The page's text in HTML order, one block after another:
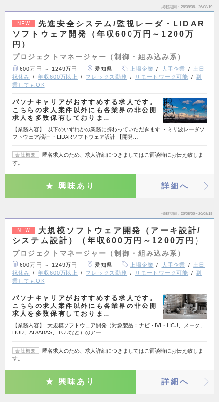
掲載期間 26/08/06～26/08/19
NEW
先進安全システム/監視レーダ・LIDAR
ソフトウェア開発（年収600万円～1200万
円）
プロジェクトマネージャー（制御・組み込み系）
600万円 ～ 1249万円 愛知県 上場企業 大手企業
土日
祝休み
年収600万以上 フレックス勤務 リモートワーク可能
副
業してもOK
パソナキャリアがおすすめする求人です。
こちらの求人案件以外にも各業界の非公開
求人を多数保有しておりま…
【業務内容】 以下のいずれかの業務に携わっていただきます ・ミリ波レーダソ
フトウェア設計 ・LIDARソフトウェア設計 【開発…
会社概要
匿名求人のため、求人詳細につきましてはご面談時にお伝え致しま
す。
興味あり 詳細へ
掲載期間 26/08/06～26/08/19
NEW
大規模ソフトウェア開発（アーキ設計/
システム設計）（年収600万円～1200万円）
プロジェクトマネージャー（制御・組み込み系）
600万円 ～ 1249万円 愛知県 上場企業 大手企業
土日
祝休み
年収600万以上 フレックス勤務 リモートワーク可能
副
業してもOK
パソナキャリアがおすすめする求人です。
こちらの求人案件以外にも各業界の非公開
求人を多数保有しておりま…
【業務内容】 大規模ソフトウェア開発（対象製品：ナビ・IVI・HCU、メータ、
HUD、AD/ADAS、TCUなど）のアー…
会社概要
匿名求人のため、求人詳細につきましてはご面談時にお伝え致しま
す。
興味あり 詳細へ